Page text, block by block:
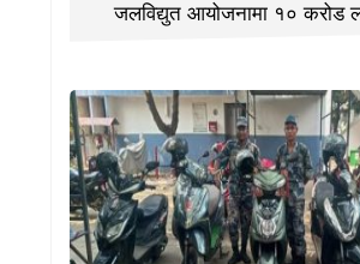
जलविद्युत आयोजनामा १० करोड